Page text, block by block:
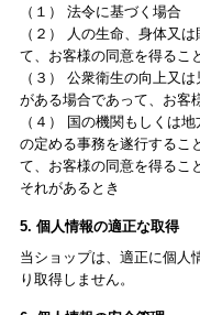
（１） 法令に基づく場合
（２） 人の生命、身体又
て、お客様の同意を得るこ
（３） 公衆衛生の向上又
がある場合であって、お客
（４） 国の機関もしくは
の定める事務を遂行するこ
て、お客様の同意を得るこ
それがあるとき
5. 個人情報の適正な取得
当ショップは、適正に個人
り取得しません。